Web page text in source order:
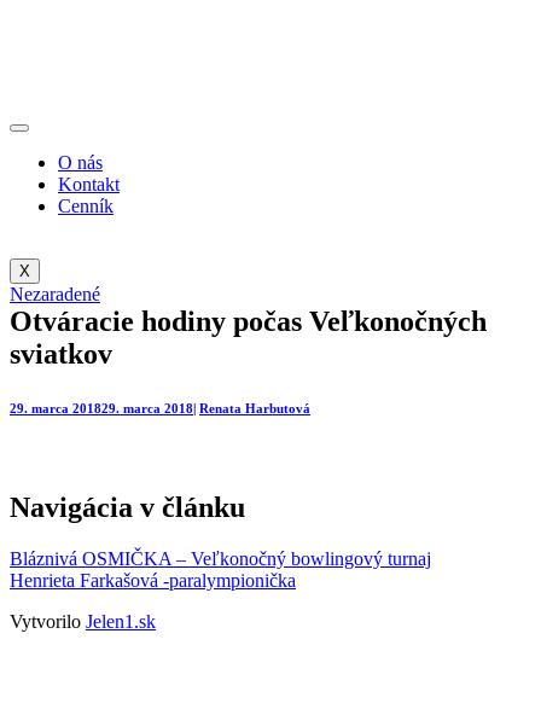
O nás
Kontakt
Cenník
X
Nezaradené
Otváracie hodiny počas Veľkonočných
sviatkov
29. marca 201829. marca 2018| Renata Harbutová
Navigácia v článku
Bláznivá OSMIČKA – Veľkonočný bowlingový turnaj
Henrieta Farkašová -paralympionička
Vytvorilo Jelen1.sk